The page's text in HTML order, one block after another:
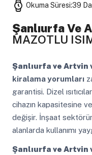
Okuma Süresi:39
Şanlıurfa Ve
MAZOTLU
Şanlıurfa ve Artvin
kiralama yorumları
garantisi. Dizel
cihazın kapasitesine
değişir. İnşaat
alanlarda kullanımı
Şanlıurfa ve Artvin